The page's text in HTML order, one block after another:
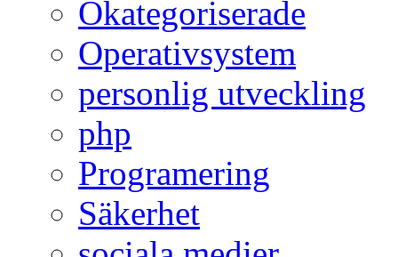
Okategoriserade
Operativsystem
personlig utveckling
php
Programering
Säkerhet